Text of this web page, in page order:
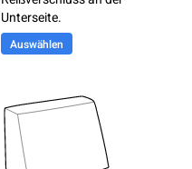
Unterseite.
Auswählen